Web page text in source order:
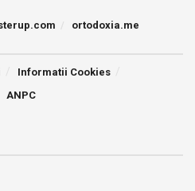
ortodoxia.me
Informatii Cookies
ANPC